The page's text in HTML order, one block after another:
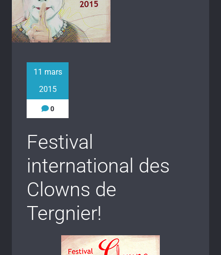
11 mars
2015
0
Festival
international des
Clowns de
Tergnier!